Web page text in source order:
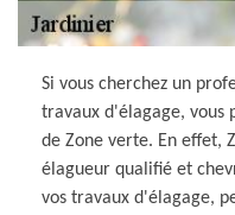
Si vous cherchez un
travaux d'élagage, vous
de Zone verte. En effet,
élagueur qualifié et
vos travaux d'élagage,